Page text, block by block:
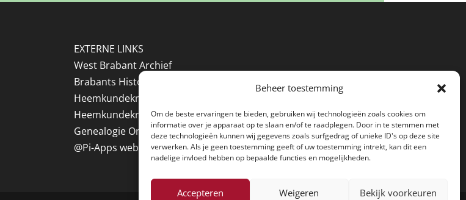
Beheer toestemming
Om de beste ervaringen te bieden, gebruiken wij technologieën zoals cookies om
informatie over je apparaat op te slaan en/of te raadplegen. Door in te stemmen met
deze technologieën kunnen wij gegevens zoals surfgedrag of unieke ID's op deze site
verwerken. Als je geen toestemming geeft of uw toestemming intrekt, kan dit een
nadelige invloed hebben op bepaalde functies en mogelijkheden.
Accepteren Weigeren Bekijk voorkeuren
EXTERNE LINKS
West Brabant Archief
Brabants Historisch Informatie Centrum
Heemkundekring Steenbergen
Heemkundekring Halsteren
Genealogie Online
@Pi-Apps webdesign